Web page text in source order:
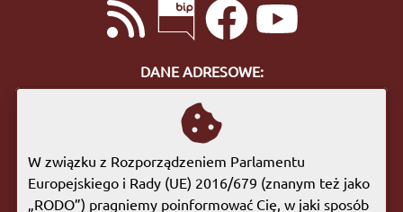
DANE ADRESOWE:
ul. Bohaterów Getta 10
57-400 Nowa Ruda
tel. 74 872 46 96
biuro@biblioteka.nowaruda.pl
GODZINY OTWARCIA:
W związku z Rozporządzeniem Parlamentu
Europejskiego i Rady (UE) 2016/679 (znanym też jako
„RODO”) pragniemy poinformować Cię, w jaki sposób